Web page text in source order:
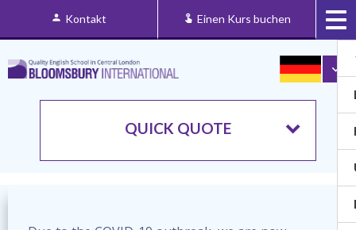
Kontakt Einen Kurs buchen
QUICK QUOTE